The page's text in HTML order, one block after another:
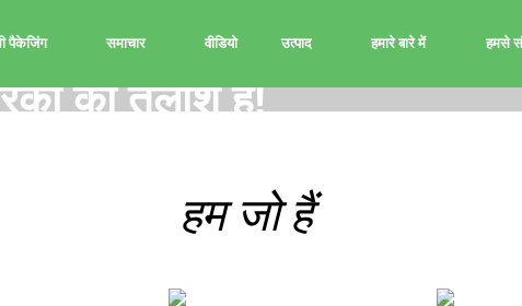
पैकेजिंग समाचार वीडियो उत्पाद हमारे बारे में हमसे
है।
की तलाश है!
है।
की तलाश है!
हम जो हैं